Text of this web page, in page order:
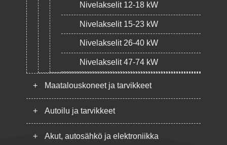
Nivelakselit 12-18 kW
Nivelakselit 15-23 kW
Nivelakselit 26-40 kW
Nivelakselit 47-74 kW
+ Maatalouskoneet ja tarvikkeet
+ Autoilu ja tarvikkeet
+ Akut, autosähkö ja elektroniikka